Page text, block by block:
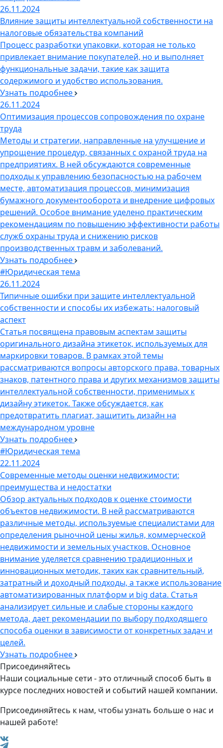
26.11.2024
Влияние защиты интеллектуальной собственности на
налоговые обязательства компаний
Процесс разработки упаковки, которая не только
привлекает внимание покупателей, но и выполняет
функциональные задачи, такие как защита
содержимого и удобство использования.
Узнать подробнее
26.11.2024
Оптимизация процессов сопровождения по охране
труда
Методы и стратегии, направленные на улучшение и
упрощение процедур, связанных с охраной труда на
предприятиях. В ней обсуждаются современные
подходы к управлению безопасностью на рабочем
месте, автоматизация процессов, минимизация
бумажного документооборота и внедрение цифровых
решений. Особое внимание уделено практическим
рекомендациям по повышению эффективности работы
служб охраны труда и снижению рисков
производственных травм и заболеваний.
Узнать подробнее
#Юридическая тема
26.11.2024
Типичные ошибки при защите интеллектуальной
собственности и способы их избежать: налоговый
аспект
Статья посвящена правовым аспектам защиты
оригинального дизайна этикеток, используемых для
маркировки товаров. В рамках этой темы
рассматриваются вопросы авторского права, товарных
знаков, патентного права и других механизмов защиты
интеллектуальной собственности, применимых к
дизайну этикеток. Также обсуждается, как
предотвратить плагиат, защитить дизайн на
международном уровне
Узнать подробнее
#Юридическая тема
22.11.2024
Современные методы оценки недвижимости:
преимущества и недостатки
Обзор актуальных подходов к оценке стоимости
объектов недвижимости. В ней рассматриваются
различные методы, используемые специалистами для
определения рыночной цены жилья, коммерческой
недвижимости и земельных участков. Основное
внимание уделяется сравнению традиционных и
инновационных методик, таких как сравнительный,
затратный и доходный подходы, а также использование
автоматизированных платформ и big data. Статья
анализирует сильные и слабые стороны каждого
метода, дает рекомендации по выбору подходящего
способа оценки в зависимости от конкретных задач и
целей.
Узнать подробнее
Присоединяйтесь
Наши социальные сети - это отличный способ быть в
курсе последних новостей и событий нашей компании.
Присоединяйтесь к нам, чтобы узнать больше о нас и
нашей работе!